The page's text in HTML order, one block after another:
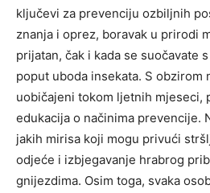
ključevi za prevenciju ozbiljnih
znanja i oprez, boravak u prirodi
prijatan, čak i kada se suočavate
poput uboda insekata. S obzirom
uobičajeni tokom ljetnih mjeseci,
edukacija o načinima prevencije.
jakih mirisa koji mogu privući
odjeće i izbjegavanje hrabrog
gnijezdima. Osim toga, svaka